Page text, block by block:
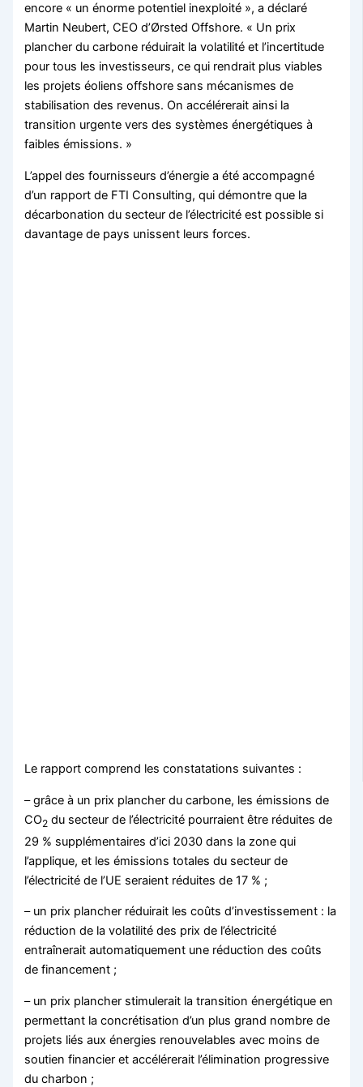
encore « un énorme potentiel inexploité », a déclaré
Martin Neubert, CEO d’Ørsted Offshore. « Un prix
plancher du carbone réduirait la volatilité et l’incertitude
pour tous les investisseurs, ce qui rendrait plus viables
les projets éoliens offshore sans mécanismes de
stabilisation des revenus. On accélérerait ainsi la
transition urgente vers des systèmes énergétiques à
faibles émissions. »
L’appel des fournisseurs d’énergie a été accompagné
d’un rapport de FTI Consulting, qui démontre que la
décarbonation du secteur de l’électricité est possible si
davantage de pays unissent leurs forces.
Le rapport comprend les constatations suivantes :
– grâce à un prix plancher du carbone, les émissions de
CO2 du secteur de l’électricité pourraient être réduites de
29 % supplémentaires d’ici 2030 dans la zone qui
l’applique, et les émissions totales du secteur de
l’électricité de l’UE seraient réduites de 17 % ;
– un prix plancher réduirait les coûts d’investissement : la
réduction de la volatilité des prix de l’électricité
entraînerait automatiquement une réduction des coûts
de financement ;
– un prix plancher stimulerait la transition énergétique en
permettant la concrétisation d’un plus grand nombre de
projets liés aux énergies renouvelables avec moins de
soutien financier et accélérerait l’élimination progressive
du charbon ;